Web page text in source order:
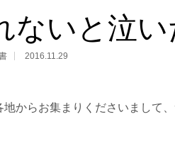
ないと泣い
2016.11.29
からお集まりくださいまして